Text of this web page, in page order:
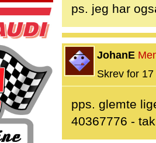
ps. jeg har
JohanE
Skrev for
pps. glemte
40367776 -